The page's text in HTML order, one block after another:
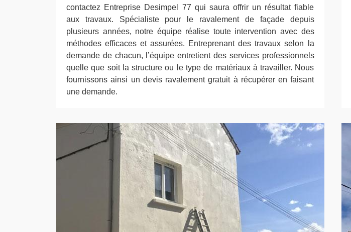
contactez Entreprise Desimpel 77 qui saura offrir un résultat fiable
aux travaux. Spécialiste pour le ravalement de façade depuis
plusieurs années, notre équipe réalise toute intervention avec des
méthodes efficaces et assurées. Entreprenant des travaux selon la
demande de chacun, l’équipe entretient des services professionnels
quelle que soit la structure ou le type de matériaux à travailler. Nous
fournissons ainsi un devis ravalement gratuit à récupérer en faisant
une demande.